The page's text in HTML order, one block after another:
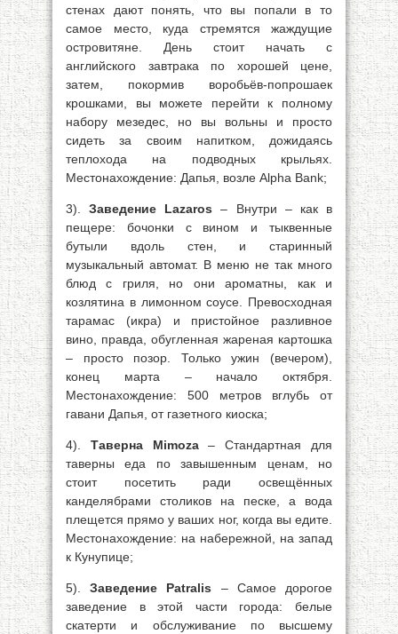
стенах дают понять, что вы попали в то
самое место, куда стремятся жаждущие
островитяне. День стоит начать с
английского завтрака по хорошей цене,
затем, покормив воробьёв-попрошаек
крошками, вы можете перейти к полному
набору мезедес, но вы вольны и просто
сидеть за своим напитком, дожидаясь
теплохода на подводных крыльях.
Местонахождение: Дапья, возле Alpha Bank;
3).Заведение Lazaros – Внутри – как в
пещере: бочонки с вином и тыквенные
бутыли вдоль стен, и старинный
музыкальный автомат. В меню не так много
блюд с гриля, но они ароматны, как и
козлятина в лимонном соусе. Превосходная
тарамас (икра) и пристойное разливное
вино, правда, обугленная жареная картошка
– просто позор. Только ужин (вечером),
конец марта – начало октября.
Местонахождение: 500 метров вглубь от
гавани Дапья, от газетного киоска;
4). Таверна Mimoza– Стандартная для
таверны еда по завышенным ценам, но
стоит посетить ради освещённых
канделябрами столиков на песке, а вода
плещется прямо у ваших ног, когда вы едите.
Местонахождение: на набережной, на запад
к Кунупице;
5).Заведение Patralis – Самое дорогое
заведение в этой части города: белые
скатерти и обслуживание по высшему